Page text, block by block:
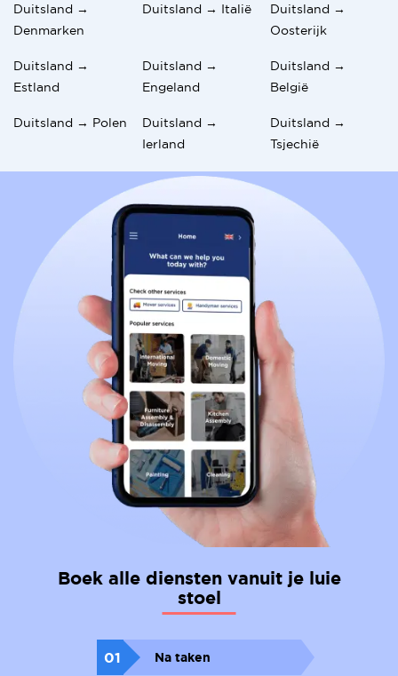
Duitsland →
Denmarken
Duitsland → Italië
Duitsland →
Oosterijk
Duitsland →
Estland
Duitsland →
Engeland
Duitsland →
België
Duitsland → Polen
Duitsland →
Ierland
Duitsland →
Tsjechië
Boek alle diensten vanuit je luie
stoel
01 Na taken